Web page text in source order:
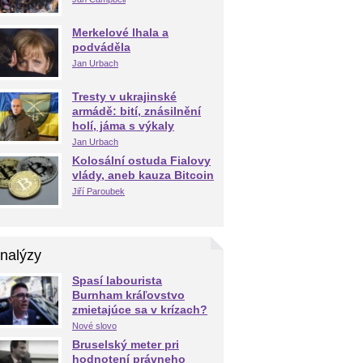
Merkelové lhala a
podváděla
Jan Urbach
Tresty v ukrajinské
armádě: bití, znásilnění
holí, jáma s výkaly
Jan Urbach
Kolosální ostuda Fialovy
vlády, aneb kauza Bitcoin
Jiří Paroubek
Spasí labourista
Burnham kráľovstvo
zmietajúce sa v krízach?
Nové slovo
Bruselský meter pri
hodnotení právneho